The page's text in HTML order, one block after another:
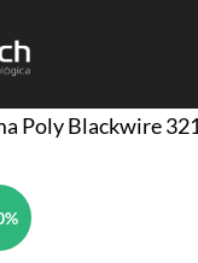
Poly Blackwire